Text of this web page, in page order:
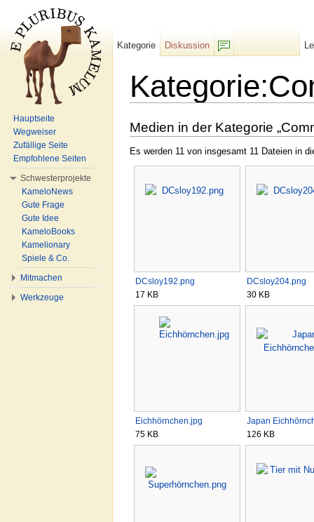
Medien in der Kategorie
Es werden 11 von insgesamt 11 Dateien in
DCsloy192.png
17 KB
DCsloy204.png
30 KB
Eichhörnchen.jpg
75 KB
Japan
126 KB
Kategorie
Diskussion
Hauptseite
Wegweiser
Zufällige Seite
Empfohlene Seiten
Schwesterprojekte
KameloNews
Gute Frage
Gute Idee
KameloBooks
Kamelionary
Spiele & Co.
Mitmachen
Werkzeuge